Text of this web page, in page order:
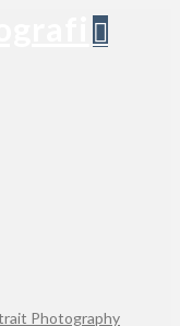
Photography